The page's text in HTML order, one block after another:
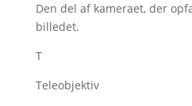
Den del af kameraet, der
billedet.
T
Teleobjektiv